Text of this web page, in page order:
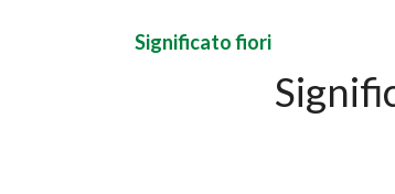
Significato fiori